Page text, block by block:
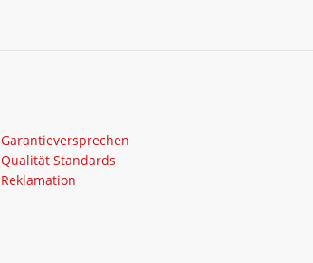
Garantieversprechen
Qualität Standards
Reklamation